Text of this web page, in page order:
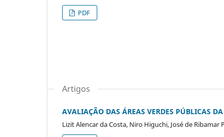
PDF
Artigos
AVALIAÇÃO DAS ÁREAS VERDES PÚBLICAS
Lizit Alencar da Costa, Niro Higuchi, José de Ribamar